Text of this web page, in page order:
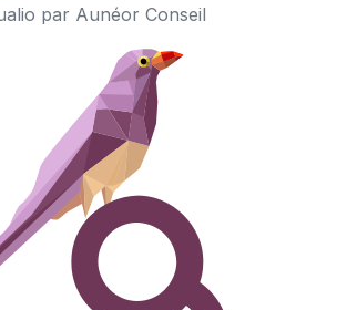
par Aunéor Conseil